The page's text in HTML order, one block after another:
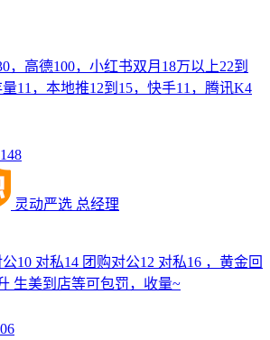
，高德100，小红书双月18万以上22到
11，本地推12到15，快手11，腾讯K4
灵动严选 总经理
10 对私14 团购对公12 对私16 ，黄金回
生美到店等可包罚，收量~